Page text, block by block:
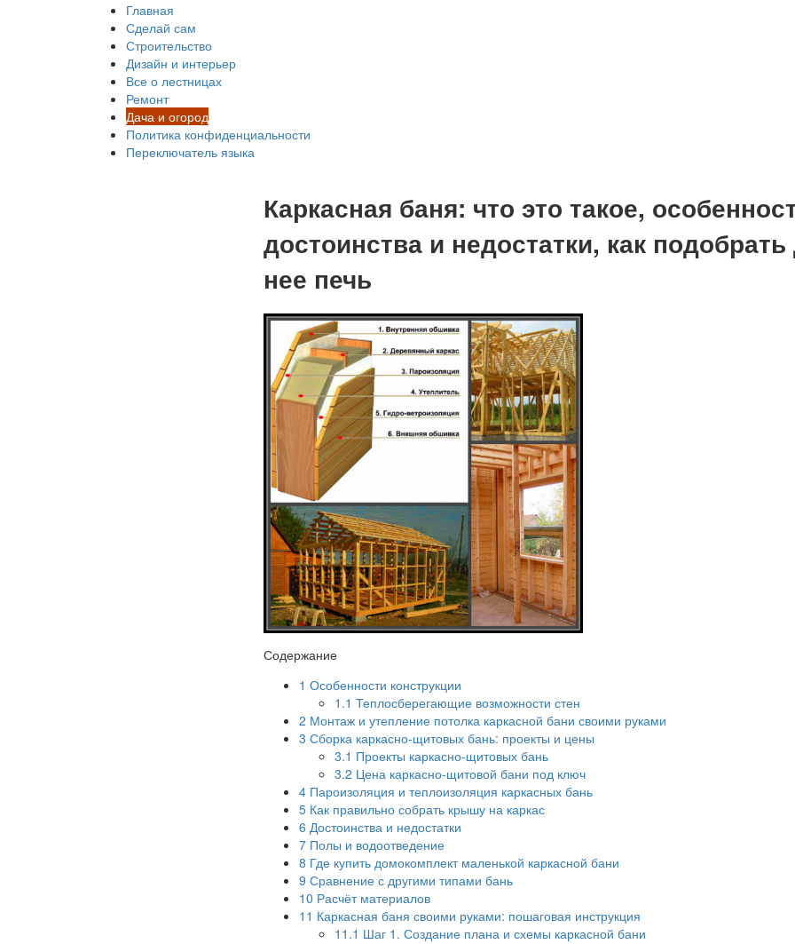
Главная
Сделай сам
Строительство
Дизайн и интерьер
Все о лестницах
Ремонт
Дача и огород
Политика конфиденциальности
Переключатель языка
Каркасная баня: что это такое,
достоинства и недостатки, как
нее печь
Содержание
1 Особенности конструкции
1.1 Теплосберегающие возможности стен
2 Монтаж и утепление потолка каркасной бани своими руками
3 Сборка каркасно-щитовых бань: проекты и цены
3.1 Проекты каркасно-щитовых бань
3.2 Цена каркасно-щитовой бани под ключ
4 Пароизоляция и теплоизоляция каркасных бань
5 Как правильно собрать крышу на каркас
6 Достоинства и недостатки
7 Полы и водоотведение
8 Где купить домокомплект маленькой каркасной бани
9 Сравнение с другими типами бань
10 Расчёт материалов
11 Каркасная баня своими руками: пошаговая инструкция
11.1 Шаг 1. Создание плана и схемы каркасной бани